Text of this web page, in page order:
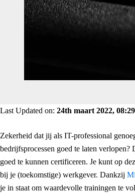
Last Updated on: 24th maart 2022,
Zekerheid dat jij als IT-professional
bedrijfsprocessen goed te laten
goed te kunnen certificeren. Je kunt op
bij je (toekomstige) werkgever. Dankzij
je in staat om waardevolle trainingen te